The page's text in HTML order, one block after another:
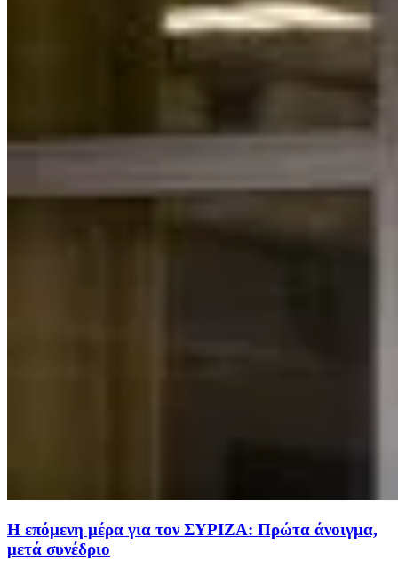
Η επόμενη μέρα για τον ΣΥΡΙΖΑ: Πρώτα άνοιγμα,
μετά συνέδριο